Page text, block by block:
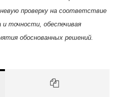
проверку на соответствие
точности, обеспечивая
обоснованных решений.